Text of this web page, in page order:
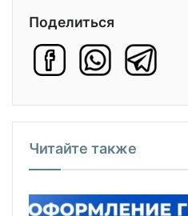
Поделиться
Читайте также